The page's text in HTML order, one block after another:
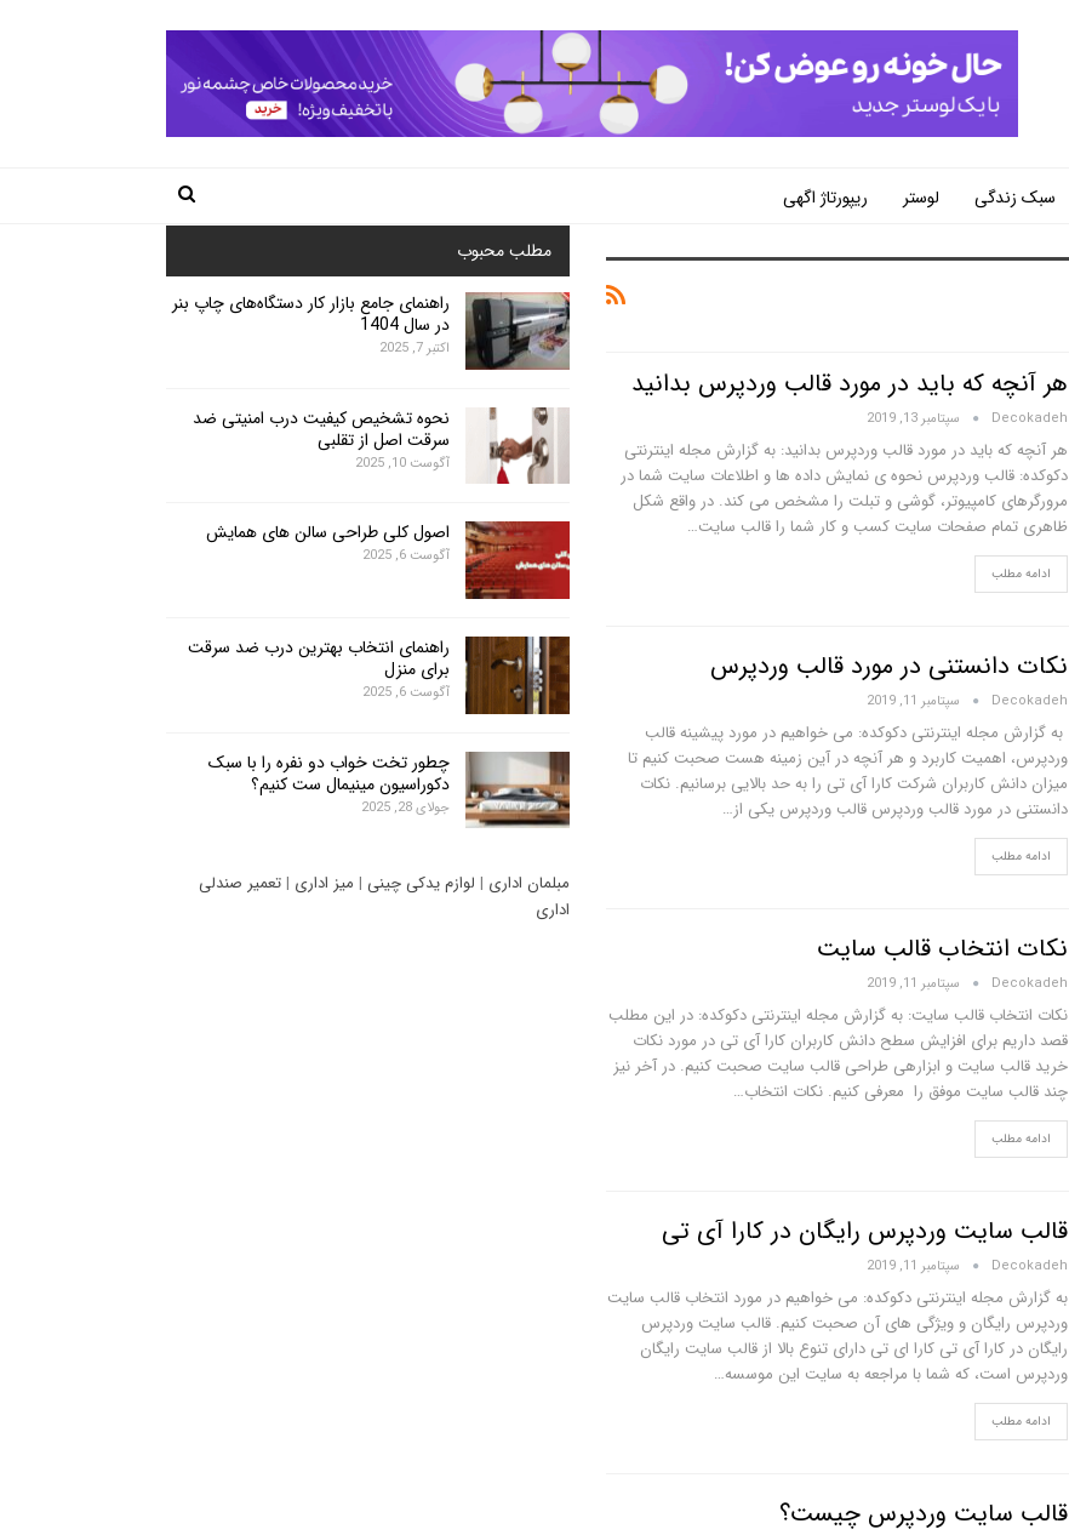
سبک زندگی لوستر
ریپورتاژ اگهی
هر آنچه که باید در مورد قالب وردپرس بدانید
Decokadeh سپتامبر 13, 2019
هر آنچه که باید در مورد قالب وردپرس بدانید: به گزارش مجله اینترنتی
دکوکده: قالب وردپرس نحوه ی نمایش داده ها و اطلاعات سایت شما در
مرورگرهای کامپیوتر، گوشی و تبلت را مشخص می کند. در واقع شکل
ظاهری تمام صفحات سایت کسب و کار شما را قالب سایت…
ادامه مطلب
نکات دانستنی در مورد قالب وردپرس
Decokadeh سپتامبر 11, 2019
به گزارش مجله اینترنتی دکوکده: می خواهیم در مورد پیشینه قالب
وردپرس، اهمیت کاربرد و هر آنچه در آین زمینه هست صحبت کنیم تا
میزان دانش کاربران شرکت کارا آی تی را به حد بالایی برسانیم. نکات
دانستنی در مورد قالب وردپرس قالب وردپرس یکی از…
ادامه مطلب
نکات انتخاب قالب سایت
Decokadeh سپتامبر 11, 2019
نکات انتخاب قالب سایت: به گزارش مجله اینترنتی دکوکده: در این مطلب
قصد داریم برای افزایش سطح دانش کاربران کارا آی تی در مورد نکات
خرید قالب سایت و ابزارهی طراحی قالب سایت صحبت کنیم. در آخر نیز
چند قالب سایت موفق را معرفی کنیم. نکات انتخاب…
ادامه مطلب
قالب سایت وردپرس رایگان در کارا آی تی
Decokadeh سپتامبر 11, 2019
به گزارش مجله اینترنتی دکوکده: می خواهیم در مورد انتخاب قالب سایت
وردپرس رایگان و ویژگی های آن صحبت کنیم. قالب سایت وردپرس
رایگان در کارا آی تی کارا ای تی دارای تنوع بالا از قالب سایت رایگان
وردپرس است، که شما با مراجعه به سایت این موسسه…
ادامه مطلب
قالب سایت وردپرس چیست؟
مطلب محبوب
راهنمای جامع بازار کار دستگاه‌های چاپ بنر
در سال 1404
اکتبر 7, 2025
نحوه تشخیص کیفیت درب امنیتی ضد
سرقت اصل از تقلبی
آگوست 10, 2025
اصول کلی طراحی سالن های همایش
آگوست 6, 2025
راهنمای انتخاب بهترین درب ضد سرقت
برای منزل
آگوست 6, 2025
چطور تخت خواب دو نفره را با سبک
دکوراسیون مینیمال ست کنیم؟
جولای 28, 2025
مبلمان اداری | لوازم یدکی چینی | میز اداری | تعمیر صندلی
اداری